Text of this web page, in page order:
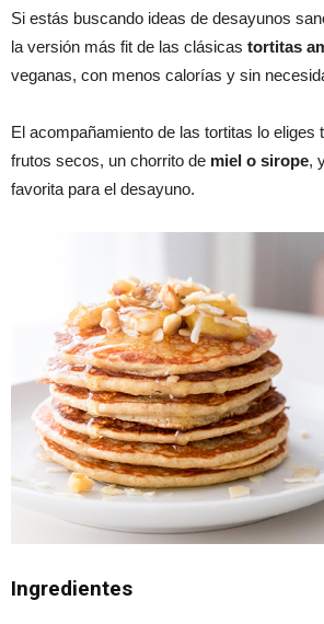
Si estás buscando ideas de desayunos
la versión más fit de las clásicas tortitas
veganas, con menos calorías y sin
El acompañamiento de las tortitas lo eliges
frutos secos, un chorrito de miel o sirope,
favorita para el desayuno.
Ingredientes